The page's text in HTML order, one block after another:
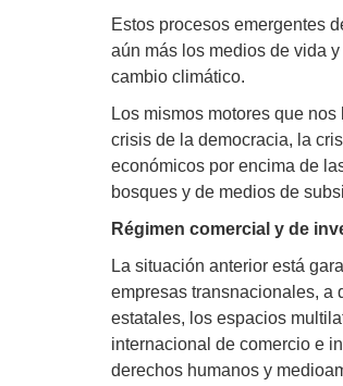
Estos procesos emergentes
aún más los medios de vida
cambio climático.
Los mismos motores que
crisis de la democracia, la
económicos por encima de
bosques y de medios de
Régimen comercial y de
La situación anterior está
empresas transnacionales, a
estatales, los espacios
internacional de comercio e
derechos humanos y